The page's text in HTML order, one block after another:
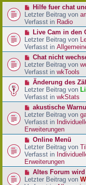
N
e
u
e
r
B
e
t
r
a
g
Hilfe fuer chat
Letzter Beitrag von
Verfasst in Radio
N
e
u
e
r
B
e
t
r
a
g
Live Cam in den
Letzter Beitrag von
Verfasst in
N
e
u
e
r
B
e
t
r
a
g
Chat nicht
Letzter Beitrag von
Verfasst in wkTools
N
e
u
e
r
B
e
i
r
a
g
Änderung des
Letzter Beitrag von
Verfasst in wkStats
N
e
u
e
r
B
e
i
t
a
akustische
Letzter Beitrag von
Verfasst in
Erweiterungen
N
e
u
e
r
B
e
Online Menü
Letzter Beitrag von
Verfasst in
Erweiterungen
N
e
Altes Forum
Letzter Beitrag von